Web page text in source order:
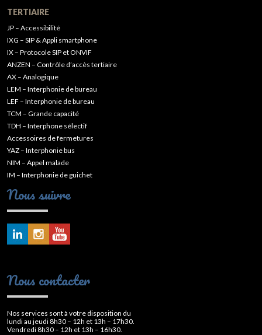
TERTIAIRE
JP – Accessibilité
IXG – SIP & Appli smartphone
IX – Protocole SIP et ONVIF
ANZEN – Contrôle d’accès tertiaire
AX – Analogique
LEM – Interphonie de bureau
LEF – Interphonie de bureau
TCM – Grande capacité
TDH – Interphone sélectif
Accessoires de fermetures
YAZ – Interphonie bus
NIM – Appel malade
IM – Interphonie de guichet
Nous suivre
Nous contacter
Nos services sont à votre disposition du
lundi au jeudi 8h30 – 12h et 13h – 17h30.
Vendredi 8h30 – 12h et 13h – 16h30.